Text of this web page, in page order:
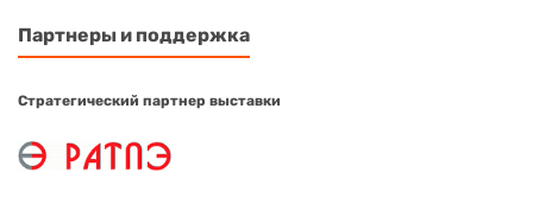
Партнеры и поддержка
Стратегический партнер выставки